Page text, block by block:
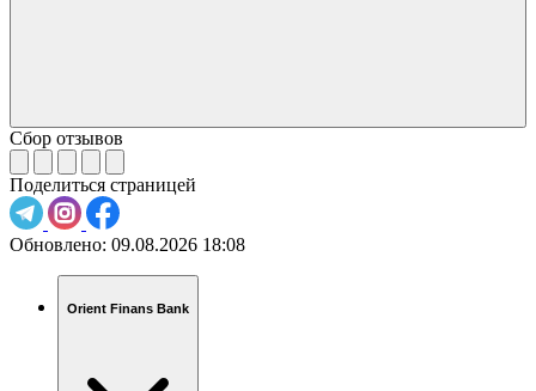
Сбор отзывов
Поделиться страницей
Обновлено: 09.08.2026 18:08
Orient Finans Bank